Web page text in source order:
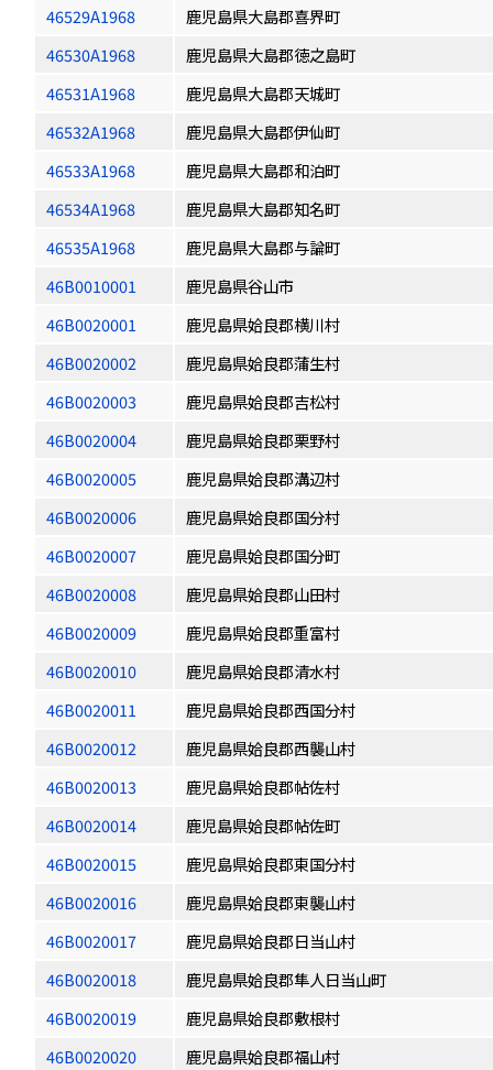
46529A1968
鹿児島県大島郡喜界町
46530A1968
鹿児島県大島郡徳之島町
46531A1968
鹿児島県大島郡天城町
46532A1968
鹿児島県大島郡伊仙町
46533A1968
鹿児島県大島郡和泊町
46534A1968
鹿児島県大島郡知名町
46535A1968
鹿児島県大島郡与論町
46B0010001
鹿児島県谷山市
46B0020001
鹿児島県姶良郡横川村
46B0020002
鹿児島県姶良郡蒲生村
46B0020003
鹿児島県姶良郡吉松村
46B0020004
鹿児島県姶良郡栗野村
46B0020005
鹿児島県姶良郡溝辺村
46B0020006
鹿児島県姶良郡国分村
46B0020007
鹿児島県姶良郡国分町
46B0020008
鹿児島県姶良郡山田村
46B0020009
鹿児島県姶良郡重富村
46B0020010
鹿児島県姶良郡清水村
46B0020011
鹿児島県姶良郡西国分村
46B0020012
鹿児島県姶良郡西襲山村
46B0020013
鹿児島県姶良郡帖佐村
46B0020014
鹿児島県姶良郡帖佐町
46B0020015
鹿児島県姶良郡東国分村
46B0020016
鹿児島県姶良郡東襲山村
46B0020017
鹿児島県姶良郡日当山村
46B0020018
鹿児島県姶良郡隼人日当山町
46B0020019
鹿児島県姶良郡敷根村
46B0020020
鹿児島県姶良郡福山村